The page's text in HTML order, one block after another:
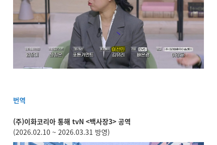
번역
(주)이화코리아 통해 tvN <백사장3> 공역
(2026.02.10 ~ 2026.03.31 방영)